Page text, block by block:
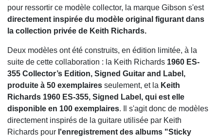
pour ressortir ce modèle collector, la marque Gibson s'est
directement inspirée du modèle original figurant dans
la collection privée de Keith Richards.
Deux modèles ont été construits, en édition limitée, à la
suite de cette collaboration : la Keith Richards 1960 ES-
355 Collector’s Edition, Signed Guitar and Label,
produite à 50 exemplaires seulement, et la Keith
Richards 1960 ES-355, Signed Label, qui est elle
disponible en 100 exemplaires. Il s'agit donc de modèles
directement inspirés de la guitare utilisée par Keith
Richards pour l'enregistrement des albums "Sticky